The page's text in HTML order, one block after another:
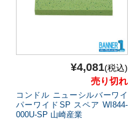
¥4,081(税込)
売り切れ
コンドル ニューシルバーワイ
パーワイドSP スペア WI844-
000U-SP 山崎産業